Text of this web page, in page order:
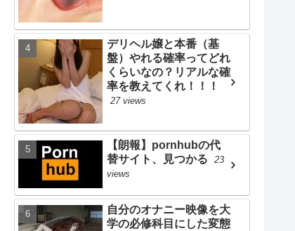
デリヘル嬢と本番（基
盤）やれる確率ってどれ
くらいなの？リアルな確
率を教えてくれ！！！
27 views
【朗報】pornhubの代
替サイト、見つかる
23
views
自分のオナニー映像を大
学の必修科目にした変態